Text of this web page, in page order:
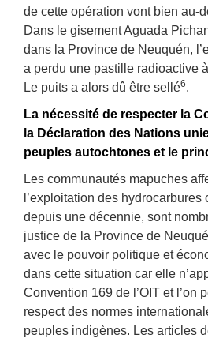
de cette opération vont bien au-
Dans le gisement Aguada
dans la Province de Neuquén,
a perdu une pastille radioactive
Le puits a alors dû être sellé6.
La nécessité de respecter la
la Déclaration des Nations
peuples autochtones et le
Les communautés mapuches
l’exploitation des hydrocarbures
depuis une décennie, sont
justice de la Province de
avec le pouvoir politique et
dans cette situation car elle
Convention 169 de l’OIT et l’on
respect des normes
peuples indigènes. Les articles